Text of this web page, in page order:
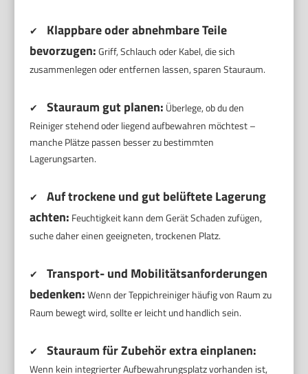
✔
Klappbare oder abnehmbare Teile
bevorzugen:Griff, Schlauch oder Kabel, die sich
zusammenlegen oder entfernen lassen, sparen Stauraum.
✔ Stauraum gut planen: Überlege, ob du den
Reiniger stehend oder liegend aufbewahren möchtest –
manche Plätze passen besser zu bestimmten
Lagerungsarten.
✔
Auf trockene und gut belüftete Lagerung
achten: Feuchtigkeit kann dem Gerät Schaden zufügen,
suche daher einen geeigneten, trockenen Platz.
✔
Transport- und Mobilitätsanforderungen
bedenken:Wenn der Teppichreiniger häufig von Raum zu
Raum bewegt wird, sollte er leicht und handlich sein.
✔ Stauraum für Zubehör extra einplanen:
Wenn kein integrierter Aufbewahrungsplatz vorhanden ist,